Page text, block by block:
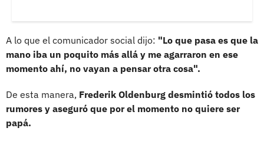
A lo que el comunicador social dijo: "Lo que pasa es que la
mano iba un poquito más allá y me agarraron en ese
momento ahí, no vayan a pensar otra cosa".
De esta manera, Frederik Oldenburg desmintió todos los
rumores y aseguró que por el momento no quiere ser
papá.